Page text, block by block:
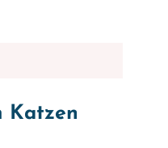
Katzen